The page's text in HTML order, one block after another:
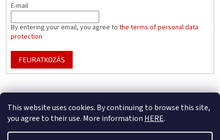
This website uses cookies. By continuing to browse this site,
you agree to their use. More information HERE.
E-mail
By entering your email, you agree to the terms of personal data
protection
FELIRATKOZÁS